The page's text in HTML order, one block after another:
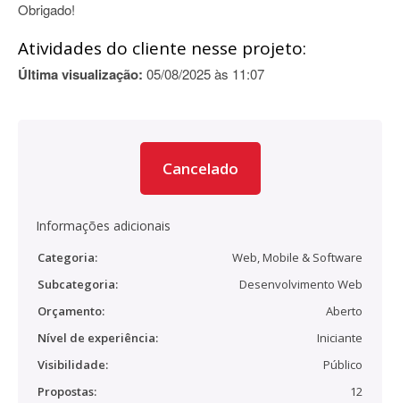
Obrigado!
Atividades do cliente nesse projeto:
Última visualização: 05/08/2025 às 11:07
Cancelado
Informações adicionais
Categoria:
Web, Mobile & Software
Subcategoria:
Desenvolvimento Web
Orçamento:
Aberto
Nível de experiência:
Iniciante
Visibilidade:
Público
Propostas:
12